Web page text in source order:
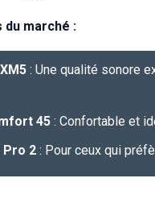
du marché :
: Une qualité sonore
45 : Confortable et
Pro 2 : Pour ceux qui